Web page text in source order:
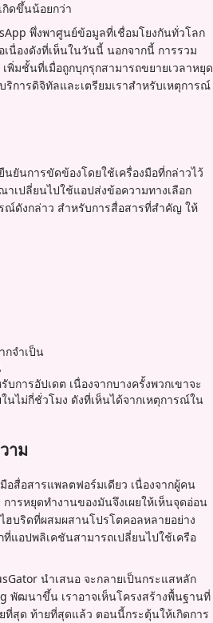
กิดขึ้นน้อยกว่า
พึ่งพาศูนย์ข้อมูลที่เชื่อมโยงกันทั่วโลก
นื่องดังที่เห็นในวันนี้ นอกจากนี้ การรวม
มชั้นที่เมื่อถูกบุกรุกสามารถขยายเวลาหยุด
การดิจิทัลและเตรียมเราสำหรับเหตุการณ์
ยันการขัดข้องโดยใช้เครื่องมือที่กล่าวไว้
เปลี่ยนไปใช้แอปส่งข้อความทางเลือก
ณ์ดังกล่าว สำหรับการสื่อสารที่สำคัญ ให้
กจำเป็น
การอัปเดต เนื่องจากบางครั้งพวกเขาจะ
ไม่กี่ชั่วโมง ดังที่เห็นได้จากเหตุการณ์ใน
าม
อสื่อสารแพลตฟอร์มเดียว เนื่องจากผู้คน
รหยุดทำงานของมันจึงเผยให้เห็นจุดอ่อน
ฮบริดที่ผสมผสานโปรโตคอลหลายอย่าง
แอปพลิเคชันสามารถเปลี่ยนไปใช้เครือ
นำเสนอ จะกลายเป็นกระแสหลัก
พัฒนาขึ้น เราอาจเห็นโครงสร้างพื้นฐานที่
ที่สุด ท้ายที่สุดแล้ว ตอนนี้กระตุ้นให้เกิดการ